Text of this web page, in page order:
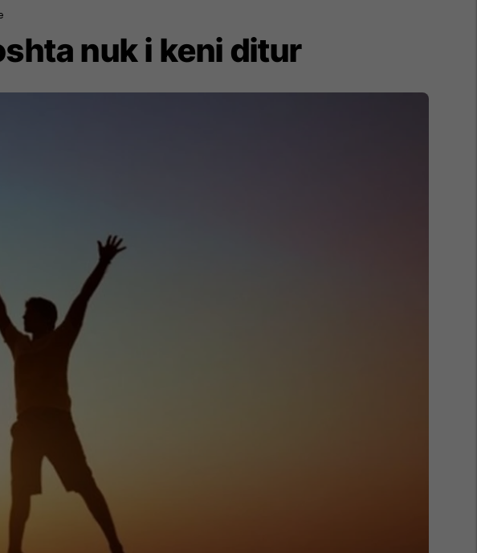
nuk i keni ditur